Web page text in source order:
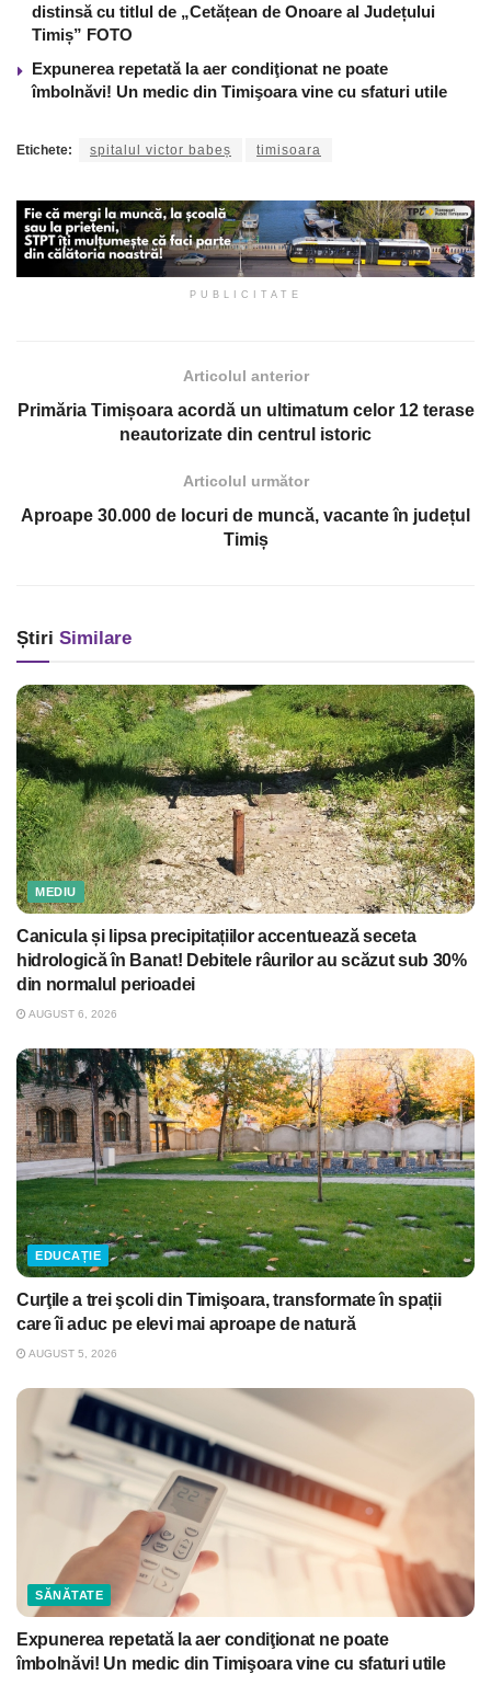
distinsă cu titlul de „Cetățean de Onoare al Județului
Timiș” FOTO
Expunerea repetată la aer condiţionat ne poate
îmbolnăvi! Un medic din Timişoara vine cu sfaturi utile
Etichete: spitalul victor babeș timisoara
PUBLICITATE
Articolul anterior
Primăria Timișoara acordă un ultimatum celor 12 terase
neautorizate din centrul istoric
Articolul următor
Aproape 30.000 de locuri de muncă, vacante în județul
Timiș
Știri Similare
MEDIU
Canicula și lipsa precipitațiilor accentuează seceta
hidrologică în Banat! Debitele râurilor au scăzut sub 30%
din normalul perioadei
AUGUST 6, 2026
EDUCAȚIE
Curţile a trei şcoli din Timişoara, transformate în spații
care îi aduc pe elevi mai aproape de natură
AUGUST 5, 2026
SĂNĂTATE
Expunerea repetată la aer condiţionat ne poate
îmbolnăvi! Un medic din Timişoara vine cu sfaturi utile